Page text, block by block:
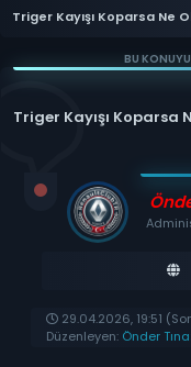
Triger Kayışı Koparsa Ne
BU
Triger Kayışı Koparsa
29.04.2026, 19:51
Düzenleyen: Önder